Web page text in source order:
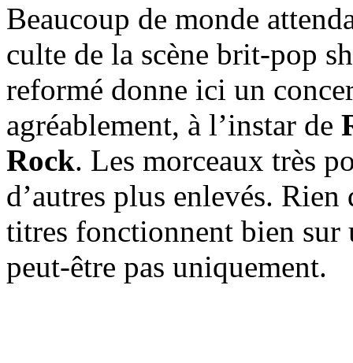
Beaucoup de monde
culte de la scène brit-pop
reformé donne ici un
agréablement, à l’instar de
Rock. Les morceaux très
d’autres plus enlevés.
titres fonctionnent bien sur
peut-être pas uniquement.